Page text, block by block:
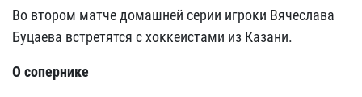
Во втором матче домашней серии игроки Вячеслава
Буцаева встретятся с хоккеистами из Казани.
О сопернике